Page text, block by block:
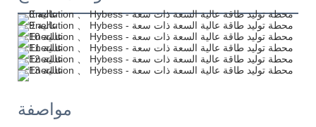
مواصفة